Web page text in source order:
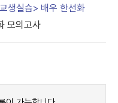
생실습> 배우 한선화
모의고사